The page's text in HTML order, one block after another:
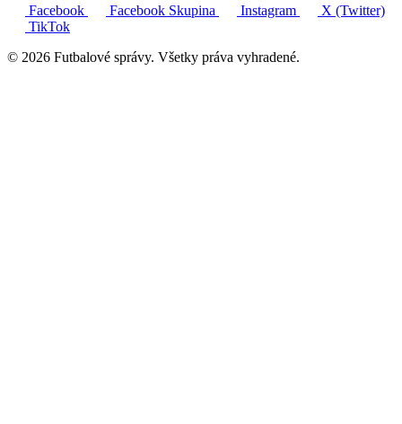
Facebook Facebook Skupina Instagram
X (Twitter)
TikTok
© 2026 Futbalové správy. Všetky práva vyhradené.